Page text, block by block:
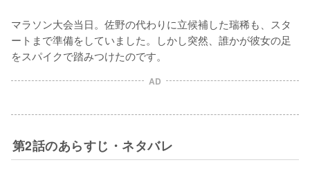
マラソン大会当日。佐野の代わりに立候補した瑞稀も、スタ
ートまで準備をしていました。しかし突然、誰かが彼女の足
をスパイクで踏みつけたのです。
AD
第2話のあらすじ・ネタバレ